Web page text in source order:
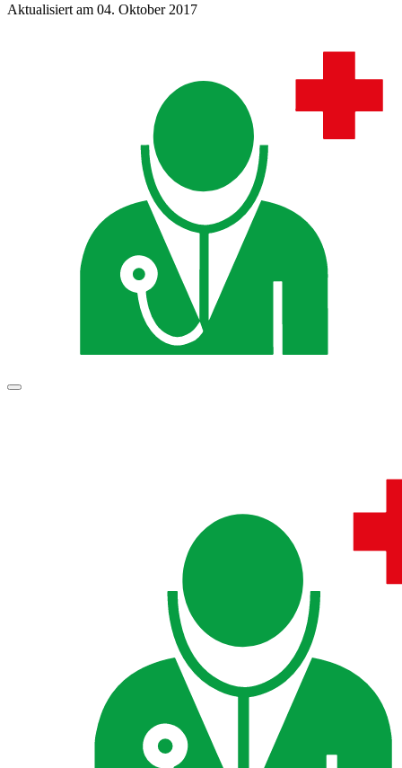
Aktualisiert am 04. Oktober 2017